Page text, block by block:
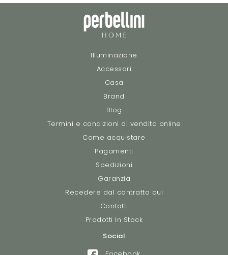
Illuminazione
Accessori
Casa
Brand
Blog
Termini e condizioni di vendita online
Come acquistare
Pagamenti
Spedizioni
Garanzia
Recedere dal contratto qui
Contatti
Prodotti In Stock
Social